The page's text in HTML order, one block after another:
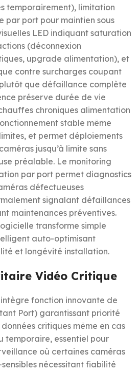
temporairement), limitation
par port pour maintien sous
LED indiquant saturation
(déconnexion
upgrade alimentation), et
contre surcharges coupant
que défaillance complète
préserve durée de vie
chroniques alimentation
stable même
et permet déploiements
jusqu’à limite sans
préalable. Le monitoring
par port permet diagnostics
défectueuses
signalant défaillances
maintenances préventives.
transforme simple
auto-optimisant
et longévité installation.
Vidéo Critique
fonction innovante de
Port) garantissant priorité
critiques même en cas
temporaire, essentiel pour
où certaines caméras
nécessitant fiabilité